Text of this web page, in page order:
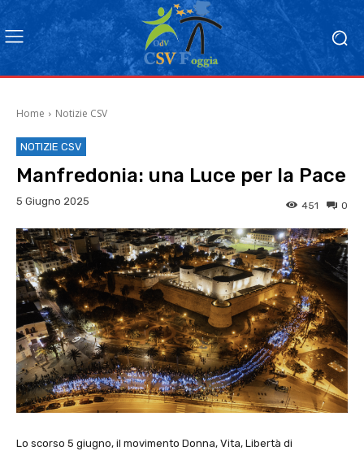
Home Notizie CSV
NOTIZIE CSV
Manfredonia: una Luce per la Pace
5 Giugno 2025 0
451
Lo scorso 5 giugno, il movimento Donna, Vita, Libertà di